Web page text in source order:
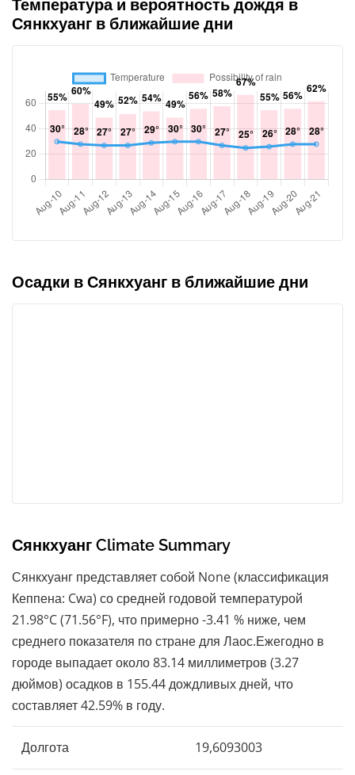
Температура и вероятность дождя в
Сянкхуанг в ближайшие дни
Осадки в Сянкхуанг в ближайшие дни
Сянкхуанг Climate Summary
Сянкхуанг представляет собой None (классификация
Кеппена: Cwa) со средней годовой температурой
21.98°C (71.56°F), что примерно -3.41 % ниже, чем
среднего показателя по стране для Лаос.Ежегодно в
городе выпадает около 83.14 миллиметров (3.27
дюймов) осадков в 155.44 дождливых дней, что
составляет 42.59% в году.
Долгота 19,6093003